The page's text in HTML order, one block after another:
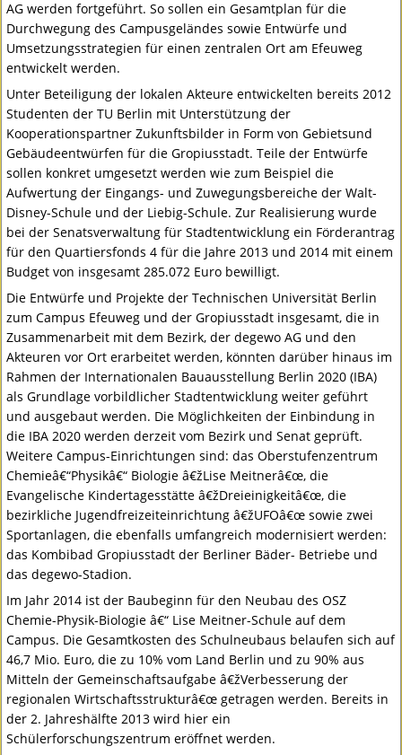
AG werden fortgeführt. So sollen ein Gesamtplan für die
Durchwegung des Campusgeländes sowie Entwürfe und
Umsetzungsstrategien für einen zentralen Ort am Efeuweg
entwickelt werden.
Unter Beteiligung der lokalen Akteure entwickelten bereits 2012
Studenten der TU Berlin mit Unterstützung der
Kooperationspartner Zukunftsbilder in Form von Gebietsund
Gebäudeentwürfen für die Gropiusstadt. Teile der Entwürfe
sollen konkret umgesetzt werden wie zum Beispiel die
Aufwertung der Eingangs- und Zuwegungsbereiche der Walt-
Disney-Schule und der Liebig-Schule. Zur Realisierung wurde
bei der Senatsverwaltung für Stadtentwicklung ein Förderantrag
für den Quartiersfonds 4 für die Jahre 2013 und 2014 mit einem
Budget von insgesamt 285.072 Euro bewilligt.
Die Entwürfe und Projekte der Technischen Universität Berlin
zum Campus Efeuweg und der Gropiusstadt insgesamt, die in
Zusammenarbeit mit dem Bezirk, der degewo AG und den
Akteuren vor Ort erarbeitet werden, könnten darüber hinaus im
Rahmen der Internationalen Bauausstellung Berlin 2020 (IBA)
als Grundlage vorbildlicher Stadtentwicklung weiter geführt
und ausgebaut werden. Die Möglichkeiten der Einbindung in
die IBA 2020 werden derzeit vom Bezirk und Senat geprüft.
Weitere Campus-Einrichtungen sind: das Oberstufenzentrum
Chemieâ€“Physikâ€“ Biologie â€žLise Meitnerâ€œ, die
Evangelische Kindertagesstätte â€žDreieinigkeitâ€œ, die
bezirkliche Jugendfreizeiteinrichtung â€žUFOâ€œ sowie zwei
Sportanlagen, die ebenfalls umfangreich modernisiert werden:
das Kombibad Gropiusstadt der Berliner Bäder- Betriebe und
das degewo-Stadion.
Im Jahr 2014 ist der Baubeginn für den Neubau desOSZ
Chemie-Physik-Biologie â€“ Lise Meitner-Schule auf dem
Campus. Die Gesamtkosten des Schulneubaus belaufen sich auf
46,7 Mio. Euro, die zu 10% vom Land Berlin und zu 90% aus
Mitteln der Gemeinschaftsaufgabe â€žVerbesserung der
regionalen Wirtschaftsstrukturâ€œ getragen werden. Bereits in
der 2. Jahreshälfte 2013 wird hier ein
Schülerforschungszentrum eröffnet werden.